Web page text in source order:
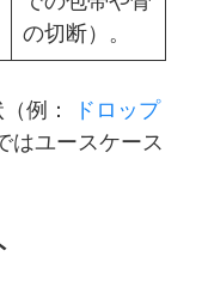
の切断）。
例：
ドロップ
はユースケース